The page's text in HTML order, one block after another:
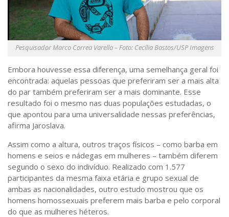
Pesquisador Marco Correa Varella – Foto: Cecília Bastos/USP Imagens
Embora houvesse essa diferença, uma semelhança geral foi
encontrada: aquelas pessoas que preferiram ser a mais alta
do par também preferiram ser a mais dominante. Esse
resultado foi o mesmo nas duas populações estudadas, o
que apontou para uma universalidade nessas preferências,
afirma Jaroslava.
Assim como a altura, outros traços físicos – como barba em
homens e seios e nádegas em mulheres – também diferem
segundo o sexo do indivíduo. Realizado com 1.577
participantes da mesma faixa etária e grupo sexual de
ambas as nacionalidades, outro estudo mostrou que os
homens homossexuais preferem mais barba e pelo corporal
do que as mulheres héteros.